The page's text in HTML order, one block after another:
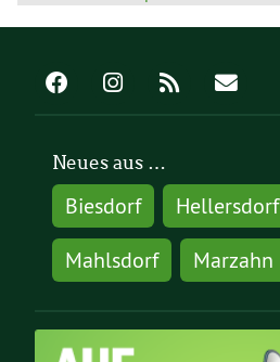
Neues aus …
Biesdorf Hellersdorf
Mahlsdorf
Marzahn